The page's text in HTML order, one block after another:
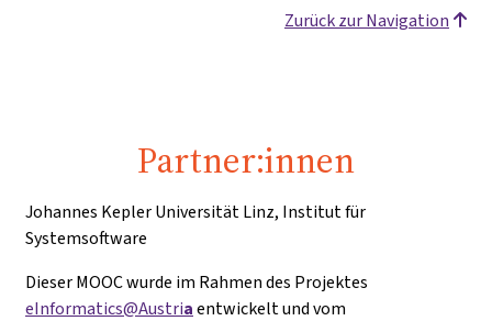
Zurück zur Navigation
Partner:innen
Johannes Kepler Universität Linz, Institut für
Systemsoftware
Dieser MOOC wurde im Rahmen des Projektes
eInformatics@Austriaentwickelt und vom